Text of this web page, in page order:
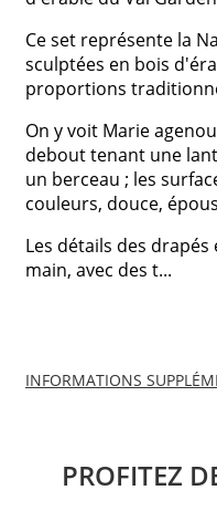
Ce set représente la
sculptées en bois
proportions
On y voit Marie
debout tenant une
un berceau ; les
couleurs, douce,
Les détails des
main, avec des t...
INFORMATIONS
PROFITEZ